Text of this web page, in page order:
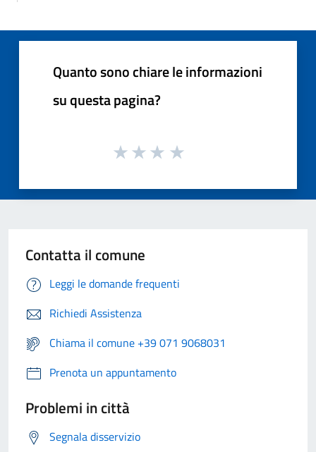
Quanto sono chiare le informazioni
su questa pagina?
Contatta il comune
Leggi le domande frequenti
Richiedi Assistenza
Chiama il comune +39 071 9068031
Prenota un appuntamento
Problemi in città
Segnala disservizio